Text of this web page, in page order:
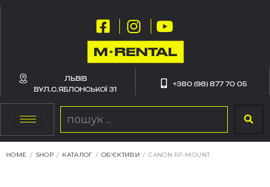
ЛЬВІВ
ВУЛ.С.ЯБЛОНСЬКОЇ 31
+380 (98) 877 70 05
HOME / SHOP / КАТАЛОГ / ОБ'ЄКТИВИ / CANON RF-MOUNT